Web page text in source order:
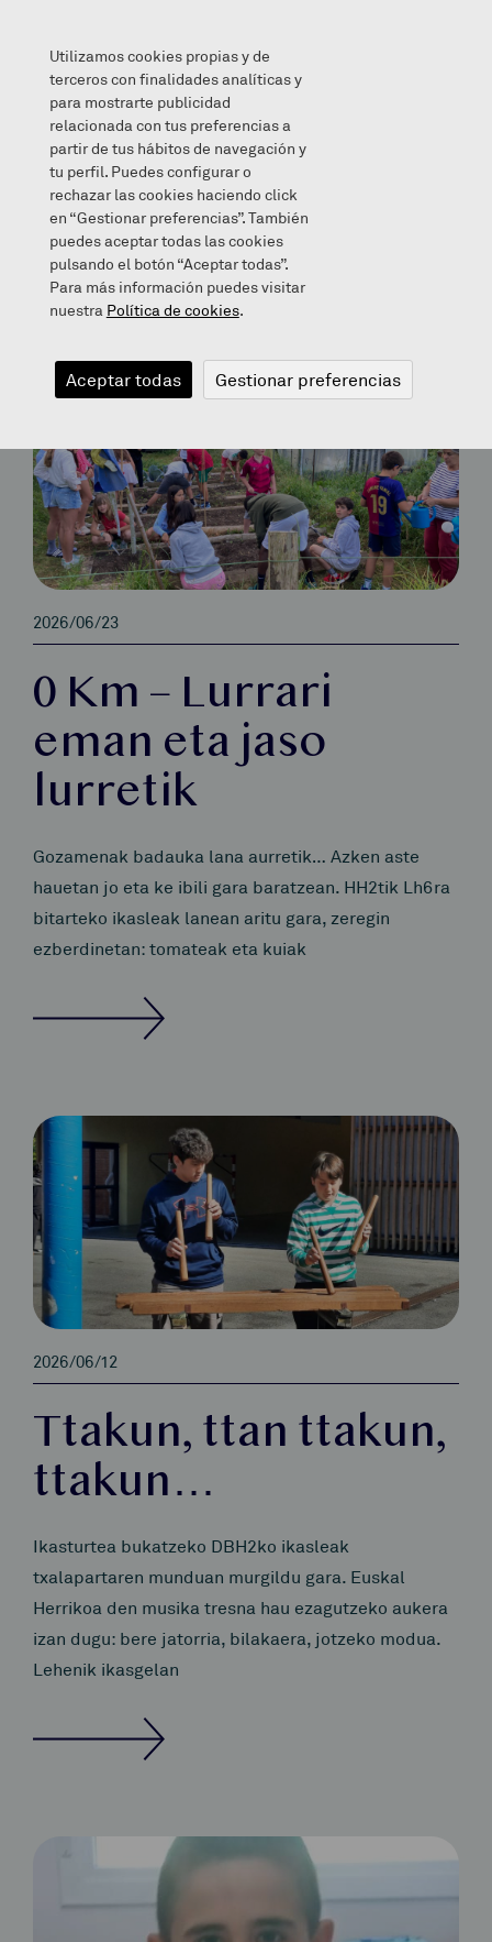
Archives for February 27, 2018
Bloga
2026/06/23
0 Km – Lurrari
eman eta jaso
lurretik
Gozamenak badauka lana aurretik… Azken aste
hauetan jo eta ke ibili gara baratzean. HH2tik Lh6ra
bitarteko ikasleak lanean aritu gara, zeregin
ezberdinetan: tomateak eta kuiak
2026/06/12
Ttakun, ttan ttakun,
ttakun…
Ikasturtea bukatzeko DBH2ko ikasleak
txalapartaren munduan murgildu gara. Euskal
Herrikoa den musika tresna hau ezagutzeko aukera
izan dugu: bere jatorria, bilakaera, jotzeko modua.
Lehenik ikasgelan
Utilizamos cookies propias y de
terceros con finalidades analíticas y
para mostrarte publicidad
relacionada con tus preferencias a
partir de tus hábitos de navegación y
tu perfil. Puedes configurar o
rechazar las cookies haciendo click
en “Gestionar preferencias”. También
puedes aceptar todas las cookies
pulsando el botón “Aceptar todas”.
Para más información puedes visitar
nuestra Política de cookies.
Aceptar todas Gestionar preferencias